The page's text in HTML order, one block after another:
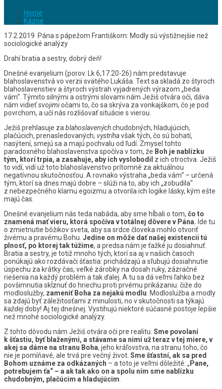
Home
Kázne
17.2.2019 Pána s pápežom Františkom: Modly sú výstižnejšie než
sociologické analýzy
Drahí bratia a sestry, dobrý deň!
Dnešné evanjelium (porov. Lk 6,17.20-26) nám predstavuje
blahoslavenstvá vo verzii svätého Lukáša. Text sa skladá zo štyroch
blahoslavenstiev a štyroch výstrah vyjadrených výrazom „beda
vám“. Týmito silnými a ostrými slovami nám Ježiš otvára oči, dáva
nám vidieťsvojimiočami to, čo sa skrýva za vonkajškom, čo je pod
povrchom, a učí nás rozlišovať situácie s vierou.
Ježiš prehlasuje za blahoslavenýchchudobných, hladujúcich,
plačúcich, prenasledovaných; vystríhavšak tých, čo sú bohatí,
nasýtení, smejú sa a majú pochvalu od ľudí. Zmysel tohto
paradoxného blahoslavenstva spočíva v tom, že Boh je nablízku
tým, ktorí trpia, a zasahuje, aby ich vyslobodil z ich otroctva. Ježiš
to vidí, vidí už toto blahoslavenstvo prítomné za aktuálnou
negatívnou skutočnosťou. A rovnako výstraha „beda vám“ – určená
tým, ktorí sa dnes majú dobre – slúži na to, aby ich „zobudila“
z nebezpečného klamu egoizmu a otvorila ich logike lásky, kým ešte
majú čas.
Dnešné evanjelium nás teda nabáda, aby sme hĺbali o tom, čo to
znamená mať vieru, ktorá spočíva v totálnej dôvere v Pána. Ide tu
o zmietnutie bôžikov sveta, aby sa srdce človeka mohlo otvoriť
živému a pravému Bohu. Jedine on môže dať našej existencii tú
plnosť, po ktorej tak túžime, a predsa nám je ťažké ju dosiahnuť.
Bratia a sestry, je totiž mnoho tých, ktorí sa aj v našich časoch
ponúkajú ako rozdávači šťastia: prichádzajú a sľubujú dosiahnutie
úspechu za krátky čas, veľké zárobky na dosah ruky, zázračné
riešenia na každý problém a tak ďalej. A tu sa dá veľmi ľahko bez
povšimnutia skĺznuť do hriechu proti prvému prikázaniu: čiže do
modloslužby, zameniť Boha za nejakú modlu . Modloslužba a modly
sa zdajú byť záležitosťami z minulosti, no v skutočnosti sa týkajú
každejdoby! Aj tej dnešnej. Vystihujú niektoré súčasné postoje lepšie
než mnohé sociologické analýzy.
Z tohto dôvodu nám Ježiš otvára oči pre realitu. Sme povolaní
k šťastiu, byť blaženými, a stávame sa nimi už teraz v tej miere, v
akej sa dáme na stranu Boha, jeho kráľovstva, na stranu toho, čo
nie je pomíňavé, ale trvá pre večný život. Sme šťastní, ak sa pred
Bohom uznáme za odkázaných – a toto je veľmi dôležité: „Pane,
potrebujem ťa“ – a ak tak ako on a spolu ním sme nablízku
chudobným, plačúcim a hladujúcim